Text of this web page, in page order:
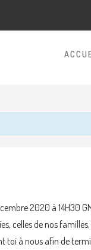
2020 à 14H30
celles de nos
à nous afin de